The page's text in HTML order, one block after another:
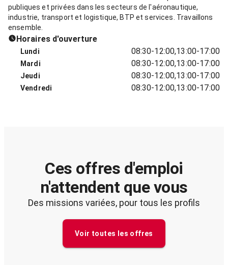
publiques et privées dans les secteurs de l'aéronautique,
industrie, transport et logistique, BTP et services. Travaillons
ensemble.
Horaires d'ouverture
Lundi 08:30-12:00,13:00-17:00
Mardi 08:30-12:00,13:00-17:00
Jeudi 08:30-12:00,13:00-17:00
Vendredi 08:30-12:00,13:00-17:00
Ces offres d'emploi
n'attendent que vous
Des missions variées, pour tous les profils
Voir toutes les offres